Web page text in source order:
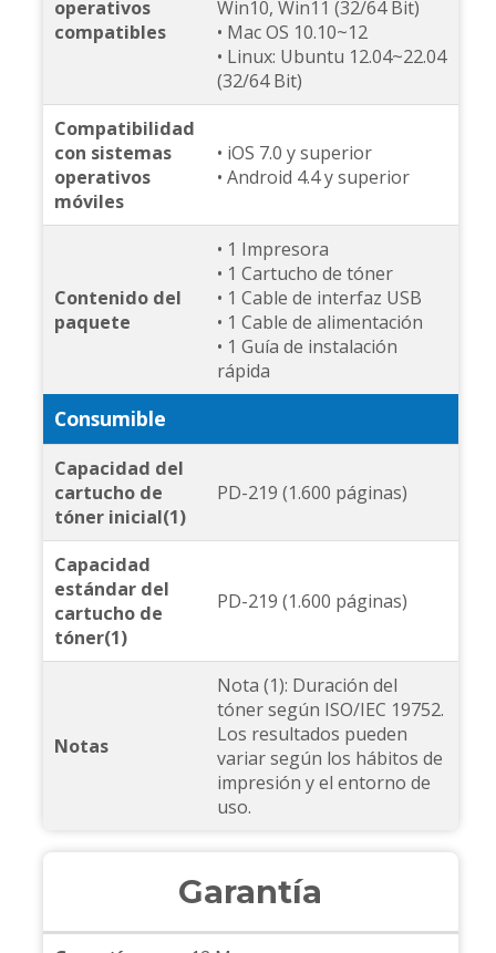
operativos
compatibles
Win10, Win11 (32/64 Bit)
• Mac OS 10.10~12
• Linux: Ubuntu 12.04~22.04
(32/64 Bit)
Compatibilidad
con sistemas
operativos
móviles
• iOS 7.0 y superior
• Android 4.4 y superior
Contenido del
paquete
• 1 Impresora
• 1 Cartucho de tóner
• 1 Cable de interfaz USB
• 1 Cable de alimentación
• 1 Guía de instalación
rápida
Consumible
Capacidad del
cartucho de
tóner inicial(1)
PD-219 (1.600 páginas)
Capacidad
estándar del
cartucho de
tóner(1)
PD-219 (1.600 páginas)
Notas
Nota (1): Duración del
tóner según ISO/IEC 19752.
Los resultados pueden
variar según los hábitos de
impresión y el entorno de
uso.
Garantía